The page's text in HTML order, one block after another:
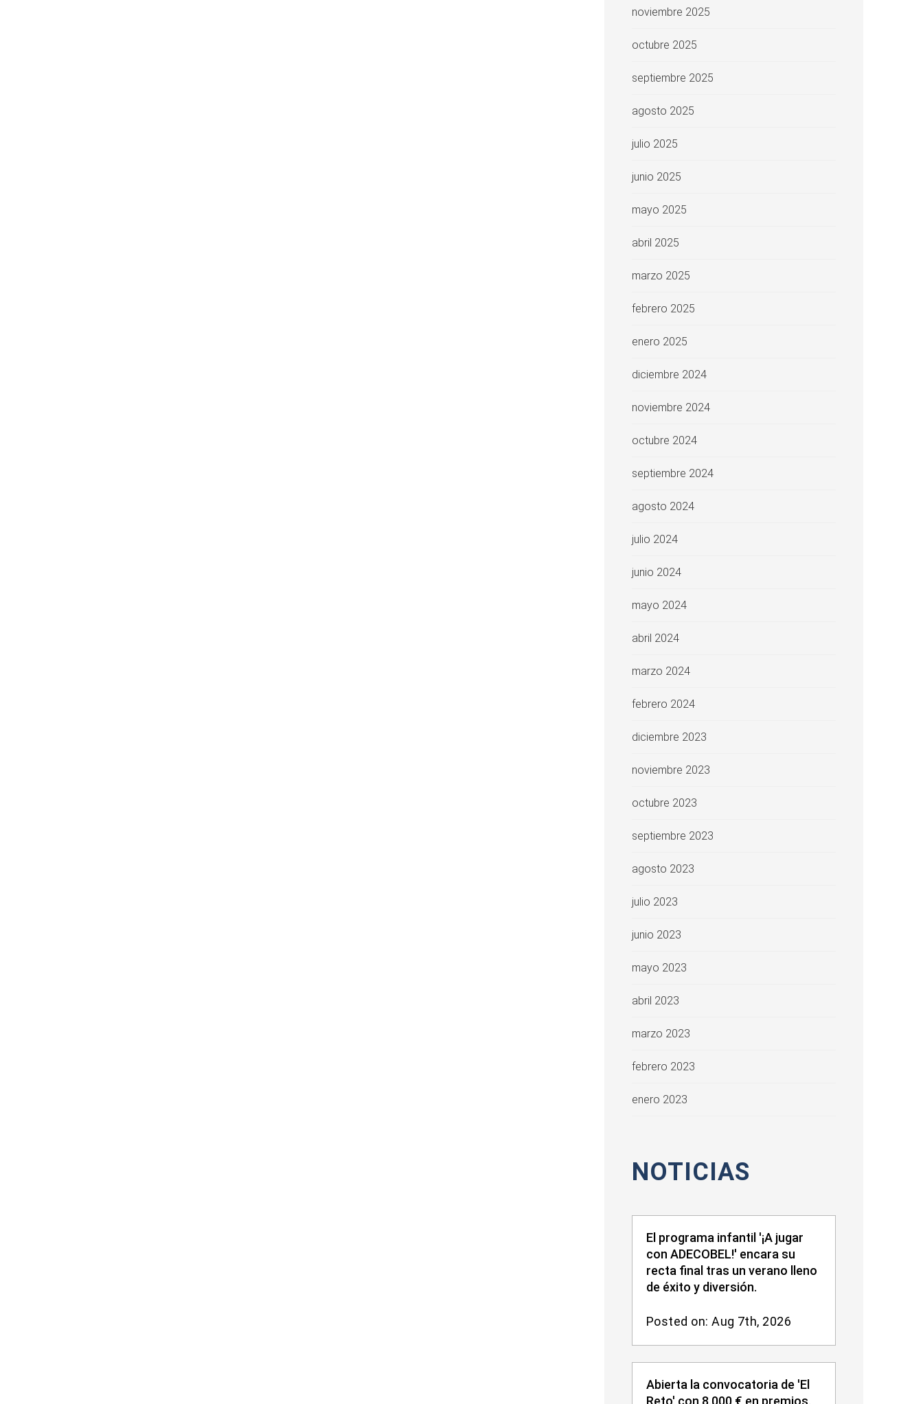
noviembre 2025
octubre 2025
septiembre 2025
agosto 2025
julio 2025
junio 2025
mayo 2025
abril 2025
marzo 2025
febrero 2025
enero 2025
diciembre 2024
noviembre 2024
octubre 2024
septiembre 2024
agosto 2024
julio 2024
junio 2024
mayo 2024
abril 2024
marzo 2024
febrero 2024
diciembre 2023
noviembre 2023
octubre 2023
septiembre 2023
agosto 2023
julio 2023
junio 2023
mayo 2023
abril 2023
marzo 2023
febrero 2023
enero 2023
NOTICIAS
El programa infantil '¡A jugar
con ADECOBEL!' encara su
recta final tras un verano lleno
de éxito y diversión.
Posted on: Aug 7th, 2026
Abierta la convocatoria de 'El